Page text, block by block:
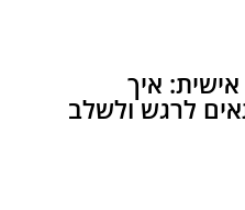
איך
לרגש ולשלב